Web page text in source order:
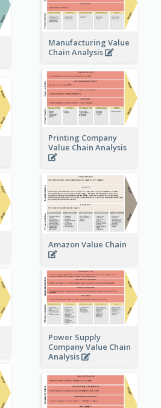
Manufacturing Value
Chain Analysis
Printing Company
Value Chain Analysis
Amazon Value Chain
Power Supply
Company Value Chain
Analysis